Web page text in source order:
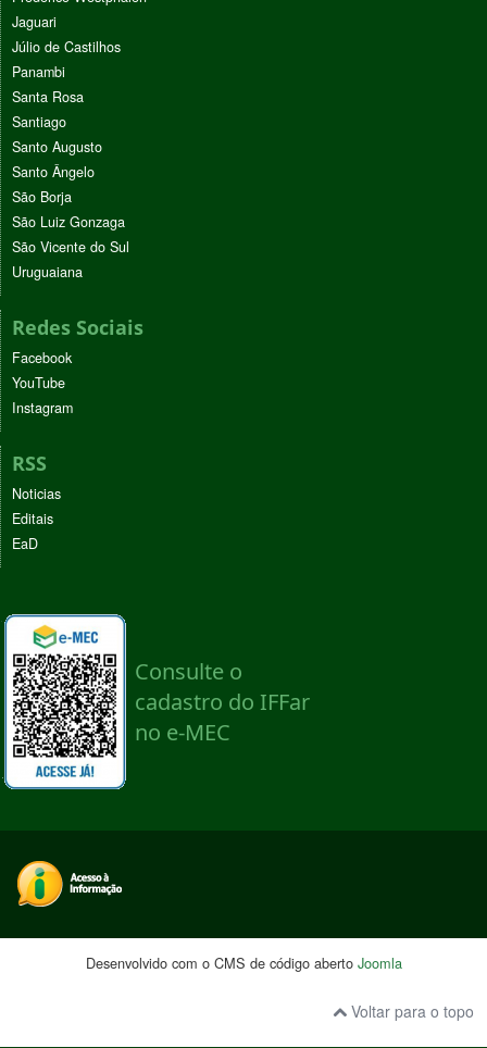
Jaguari
Júlio de Castilhos
Panambi
Santa Rosa
Santiago
Santo Augusto
Santo Ângelo
São Borja
São Luiz Gonzaga
São Vicente do Sul
Uruguaiana
Redes Sociais
Facebook
YouTube
Instagram
RSS
Noticias
Editais
EaD
Desenvolvido com o CMS de código aberto Joomla
Voltar para o topo